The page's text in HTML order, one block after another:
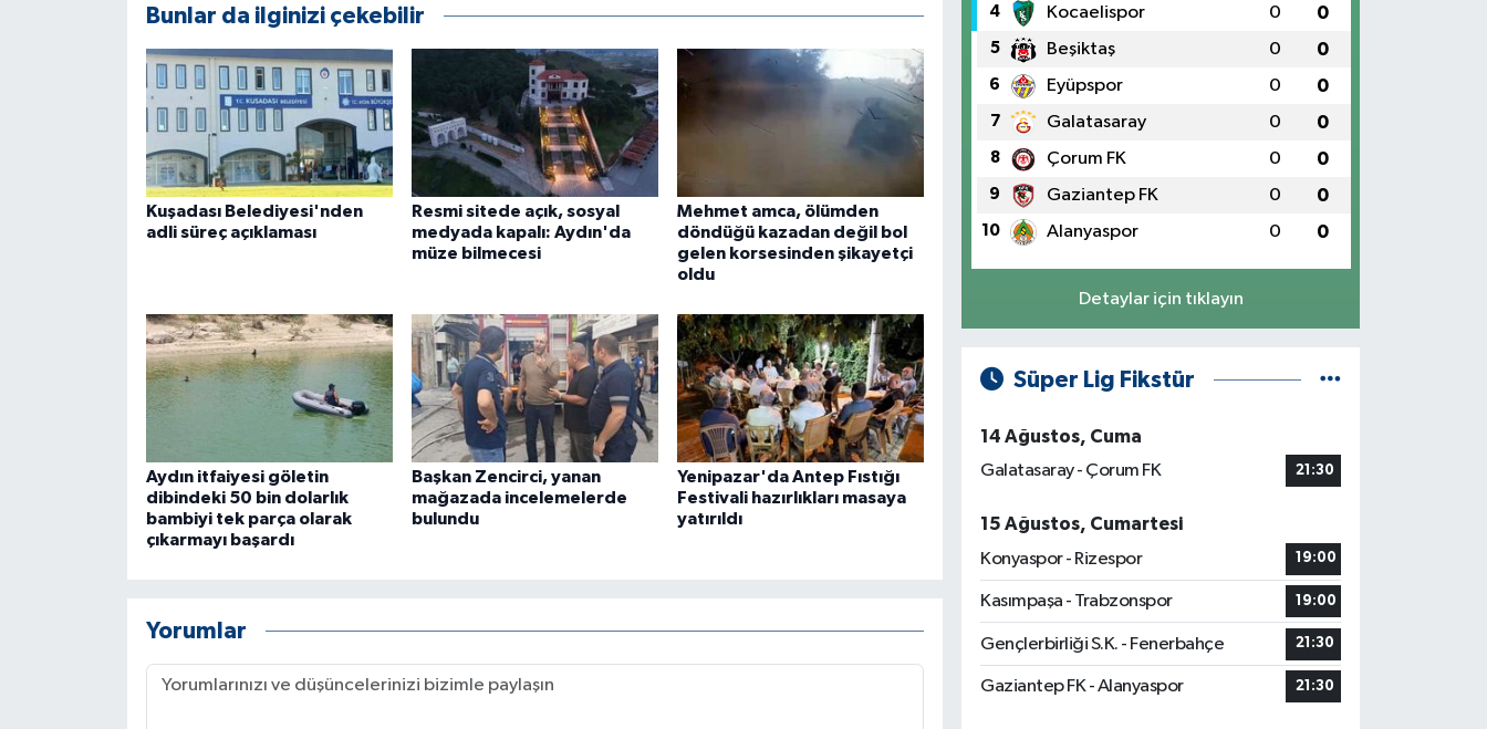
Bunlar da ilginizi çekebilir
Kuşadası Belediyesi'nden
adli süreç açıklaması
Resmi sitede açık, sosyal
medyada kapalı: Aydın'da
müze bilmecesi
Mehmet amca, ölümden
döndüğü kazadan değil bol
gelen korsesinden şikayetçi
oldu
Aydın itfaiyesi göletin
dibindeki 50 bin dolarlık
bambiyi tek parça olarak
çıkarmayı başardı
Başkan Zencirci, yanan
mağazada incelemelerde
bulundu
Yenipazar'da Antep Fıstığı
Festivali hazırlıkları masaya
yatırıldı
Yorumlar
4 Kocaelispor 0 0
5 Beşiktaş 0 0
6 Eyüpspor 0 0
7 Galatasaray 0 0
8 Çorum FK 0 0
9 Gaziantep FK 0 0
10 Alanyaspor 0 0
Detaylar için tıklayın
Süper Lig Fikstür
14 Ağustos, Cuma
Galatasaray - Çorum FK
21:30
15 Ağustos, Cumartesi
Konyaspor - Rizespor
19:00
Kasımpaşa - Trabzonspor 19:00
Gençlerbirliği S.K. - Fenerbahçe 21:30
Gaziantep FK - Alanyaspor 21:30
TEKNOLOJİ
ÜLKE GÜNDEMİ
Yerel Haberler